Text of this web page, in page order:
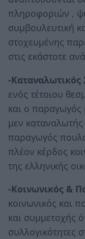
πληροφοριών ,
συμβουλευτική
στοχευμένης
στις εκάστοτε
-Καταναλωτικός
ενός τέτοιου
και ο παραγωγός
μεν
παραγωγός
πλέον κέρδος
της ελληνικής
-Κοινωνικός &
κοινωνικός και
και συμμετοχής
συλλογικότητες